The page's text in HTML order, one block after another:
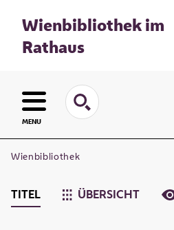
Wienbibliothek im
Rathaus
MENU
Wienbibliothek
TITEL ÜBERSICHT